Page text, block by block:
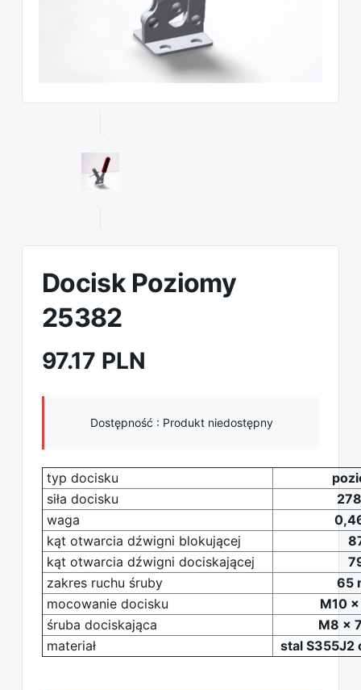
Docisk Poziomy
25382
97.17 PLN
Dostępność : Produkt niedostępny
typ docisku
siła docisku
waga
kąt otwarcia dźwigni blokującej
kąt otwarcia dźwigni dociskającej
zakres ruchu śruby
65
mocowanie docisku
M10
śruba dociskająca
M8 x
materiał
stal S355J2